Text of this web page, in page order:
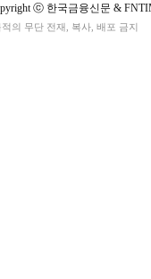
ⓒ 한국금융신문 &
의 무단 전재, 복사, 배포 금지